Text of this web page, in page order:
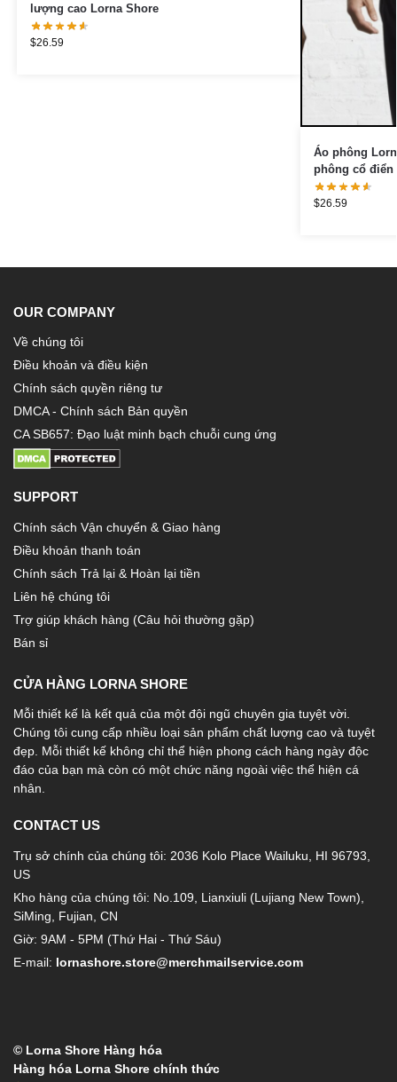
lượng cao Lorna Shore
$26.59
Áo phông
phông cổ điển
$26.59
OUR COMPANY
Về chúng tôi
Điều khoản và điều kiện
Chính sách quyền riêng tư
DMCA - Chính sách Bản quyền
CA SB657: Đạo luật minh bạch chuỗi cung ứng
SUPPORT
Chính sách Vận chuyển & Giao hàng
Điều khoản thanh toán
Chính sách Trả lại & Hoàn lại tiền
Liên hệ chúng tôi
Trợ giúp khách hàng (Câu hỏi thường gặp)
Bán sỉ
CỬA HÀNG LORNA SHORE
Mỗi thiết kế là kết quả của một đội ngũ chuyên gia tuyệt vời.
Chúng tôi cung cấp nhiều loại sản phẩm chất lượng cao và tuyệt
đẹp. Mỗi thiết kế không chỉ thể hiện phong cách hàng ngày độc
đáo của bạn mà còn có một chức năng ngoài việc thể hiện cá
nhân.
CONTACT US
Trụ sở chính của chúng tôi: 2036 Kolo Place Wailuku, HI 96793,
US
Kho hàng của chúng tôi: No.109, Lianxiuli (Lujiang New Town),
SiMing, Fujian, CN
Giờ: 9AM - 5PM (Thứ Hai - Thứ Sáu)
E-mail: lornashore.store@merchmailservice.com
© Lorna Shore Hàng hóa
Hàng hóa Lorna Shore chính thức